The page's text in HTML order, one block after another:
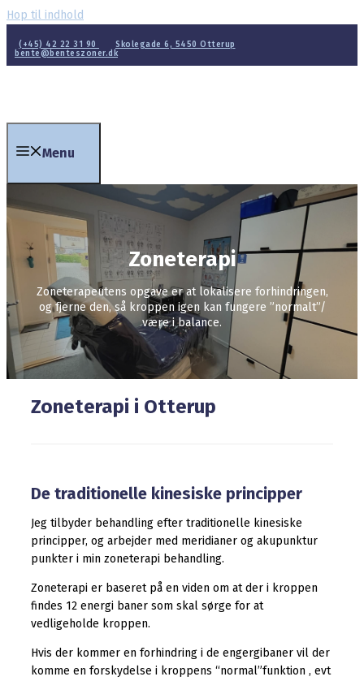
Hop til indhold
(+45) 42 22 31 90
Skolegade 6, 5450 Otterup
bente@benteszoner.dk
Menu
Zoneterapi
Zoneterapeutens opgave er at lokalisere forhindringen,
og fjerne den, så kroppen igen kan fungere ”normalt”/
være i balance.
Zoneterapi i Otterup
De traditionelle kinesiske principper
Jeg tilbyder behandling efter traditionelle kinesiske
principper, og arbejder med meridianer og akupunktur
punkter i min zoneterapi behandling.
Zoneterapi er baseret på en viden om at der i kroppen
findes 12 energi baner som skal sørge for at
vedligeholde kroppen.
Hvis der kommer en forhindring i de engergibaner vil der
komme en forskydelse i kroppens “normal”funktion , evt